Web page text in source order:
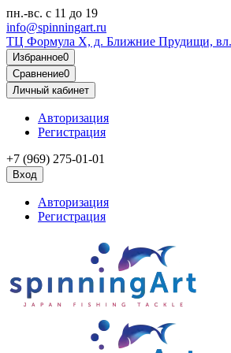
пн.-вс. с 11 до 19
info@spinningart.ru
ТЦ Формула X, д. Ближние Прудищи, вл.
Избранное0
Сравнение0
Личный кабинет
Авторизация
Регистрация
+7 (969) 275-01-01
Вход
Авторизация
Регистрация